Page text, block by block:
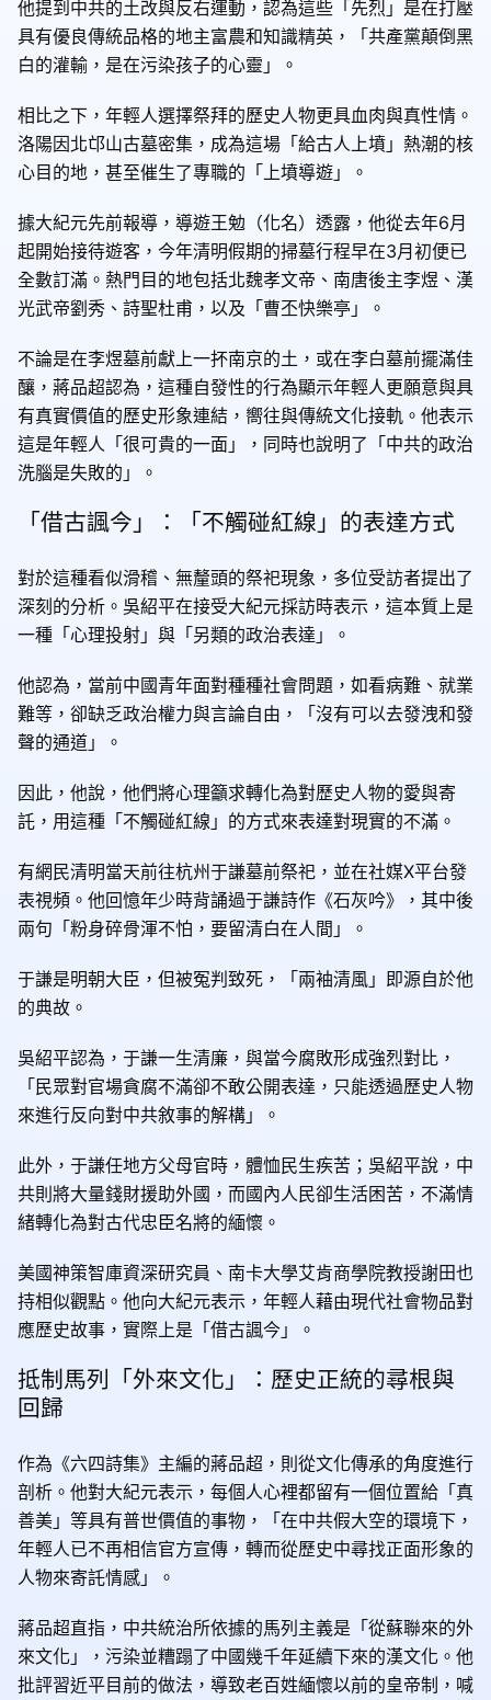
他提到中共的土改與反右運動，認為這些「先烈」是在打壓
具有優良傳統品格的地主富農和知識精英，「共產黨顛倒黑
白的灌輸，是在污染孩子的心靈」。
相比之下，年輕人選擇祭拜的歷史人物更具血肉與真性情。
洛陽因北邙山古墓密集，成為這場「給古人上墳」熱潮的核
心目的地，甚至催生了專職的「上墳導遊」。
據大紀元先前報導，導遊王勉（化名）透露，他從去年6月
起開始接待遊客，今年清明假期的掃墓行程早在3月初便已
全數訂滿。熱門目的地包括北魏孝文帝、南唐後主李煜、漢
光武帝劉秀、詩聖杜甫，以及「曹丕快樂亭」。
不論是在李煜墓前獻上一抔南京的土，或在李白墓前擺滿佳
釀，蔣品超認為，這種自發性的行為顯示年輕人更願意與具
有真實價值的歷史形象連結，嚮往與傳統文化接軌。他表示
這是年輕人「很可貴的一面」，同時也說明了「中共的政治
洗腦是失敗的」。
「借古諷今」：「不觸碰紅線」的表達方式
對於這種看似滑稽、無釐頭的祭祀現象，多位受訪者提出了
深刻的分析。吳紹平在接受大紀元採訪時表示，這本質上是
一種「心理投射」與「另類的政治表達」。
他認為，當前中國青年面對種種社會問題，如看病難、就業
難等，卻缺乏政治權力與言論自由，「沒有可以去發洩和發
聲的通道」。
因此，他說，他們將心理籲求轉化為對歷史人物的愛與寄
託，用這種「不觸碰紅線」的方式來表達對現實的不滿。
有網民清明當天前往杭州于謙墓前祭祀，並在社媒X平台發
表視頻。他回憶年少時背誦過于謙詩作《石灰吟》，其中後
兩句「粉身碎骨渾不怕，要留清白在人間」。
于謙是明朝大臣，但被冤判致死，「兩袖清風」即源自於他
的典故。
吳紹平認為，于謙一生清廉，與當今腐敗形成強烈對比，
「民眾對官場貪腐不滿卻不敢公開表達，只能透過歷史人物
來進行反向對中共敘事的解構」。
此外，于謙任地方父母官時，體恤民生疾苦；吳紹平說，中
共則將大量錢財援助外國，而國內人民卻生活困苦，不滿情
緒轉化為對古代忠臣名將的緬懷。
美國神策智庫資深研究員、南卡大學艾肯商學院教授謝田也
持相似觀點。他向大紀元表示，年輕人藉由現代社會物品對
應歷史故事，實際上是「借古諷今」。
抵制馬列「外來文化」：歷史正統的尋根與
回歸
作為《六四詩集》主編的蔣品超，則從文化傳承的角度進行
剖析。他對大紀元表示，每個人心裡都留有一個位置給「真
善美」等具有普世價值的事物，「在中共假大空的環境下，
年輕人已不再相信官方宣傳，轉而從歷史中尋找正面形象的
人物來寄託情感」。
蔣品超直指，中共統治所依據的馬列主義是「從蘇聯來的外
來文化」，污染並糟蹋了中國幾千年延續下來的漢文化。他
批評習近平目前的做法，導致老百姓緬懷以前的皇帝制，喊